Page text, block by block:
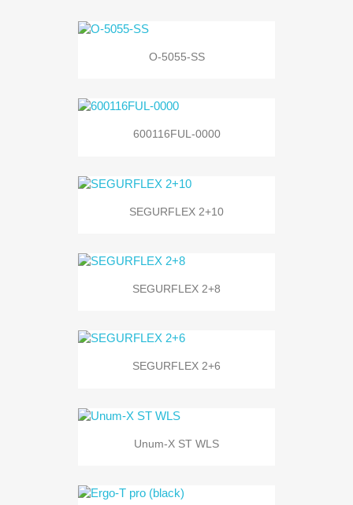
O-5055-SS
600116FUL-0000
SEGURFLEX 2+10
SEGURFLEX 2+8
SEGURFLEX 2+6
Unum-X ST WLS